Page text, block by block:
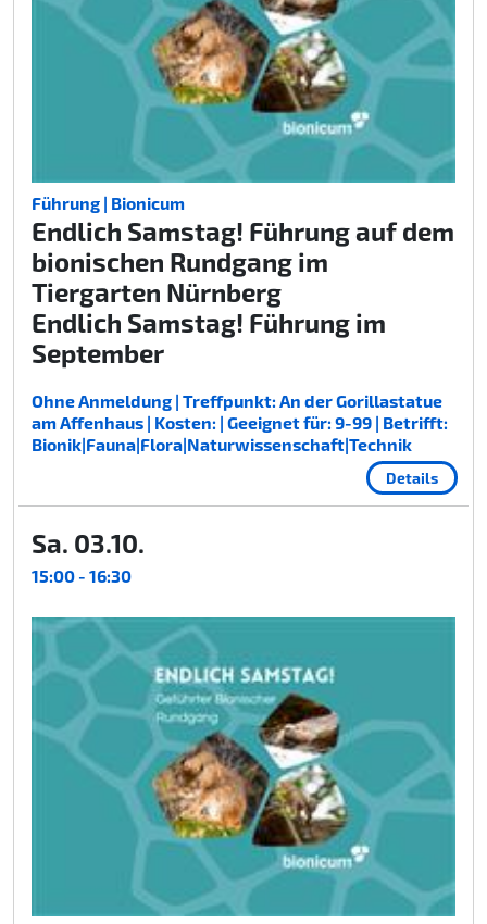
Führung | Bionicum
Endlich Samstag! Führung auf dem
bionischen Rundgang im
Tiergarten Nürnberg
Endlich Samstag! Führung im
September
Ohne Anmeldung | Treffpunkt: An der Gorillastatue
am Affenhaus | Kosten: | Geeignet für: 9-99 | Betrifft:
Bionik|Fauna|Flora|Naturwissenschaft|Technik
Details
Sa. 03.10.
15:00 - 16:30